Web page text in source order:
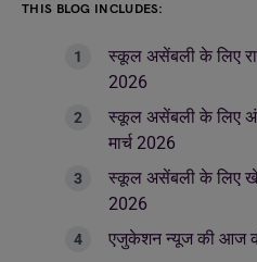
THIS BLOG INCLUDES:
स्कूल असेंबली के लिए
2026
स्कूल असेंबली के लिए
मार्च 2026
स्कूल असेंबली के लिए खेल
2026
एजुकेशन न्यूज की आज